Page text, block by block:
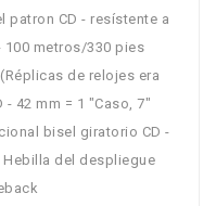
patron CD - resístente a
100 metros/330 pies
de relojes era
42 mm = 1 "Caso, 7"
bisel giratorio CD -
del despliegue